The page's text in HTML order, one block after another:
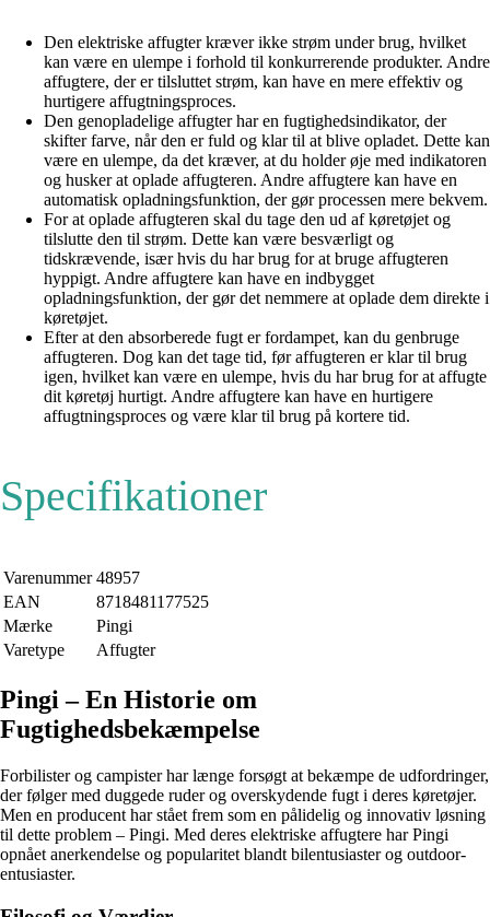
Den elektriske affugter kræver ikke strøm under brug, hvilket
kan være en ulempe i forhold til konkurrerende produkter. Andre
affugtere, der er tilsluttet strøm, kan have en mere effektiv og
hurtigere affugtningsproces.
Den genopladelige affugter har en fugtighedsindikator, der
skifter farve, når den er fuld og klar til at blive opladet. Dette kan
være en ulempe, da det kræver, at du holder øje med indikatoren
og husker at oplade affugteren. Andre affugtere kan have en
automatisk opladningsfunktion, der gør processen mere bekvem.
For at oplade affugteren skal du tage den ud af køretøjet og
tilslutte den til strøm. Dette kan være besværligt og
tidskrævende, især hvis du har brug for at bruge affugteren
hyppigt. Andre affugtere kan have en indbygget
opladningsfunktion, der gør det nemmere at oplade dem direkte i
køretøjet.
Efter at den absorberede fugt er fordampet, kan du genbruge
affugteren. Dog kan det tage tid, før affugteren er klar til brug
igen, hvilket kan være en ulempe, hvis du har brug for at affugte
dit køretøj hurtigt. Andre affugtere kan have en hurtigere
affugtningsproces og være klar til brug på kortere tid.
Specifikationer
Varenummer 48957
EAN
8718481177525
Mærke
Pingi
Varetype
Affugter
Pingi – En Historie om
Fugtighedsbekæmpelse
Forbilister og campister har længe forsøgt at bekæmpe de udfordringer,
der følger med duggede ruder og overskydende fugt i deres køretøjer.
Men en producent har stået frem som en pålidelig og innovativ løsning
til dette problem – Pingi. Med deres elektriske affugtere har Pingi
opnået anerkendelse og popularitet blandt bilentusiaster og outdoor-
entusiaster.